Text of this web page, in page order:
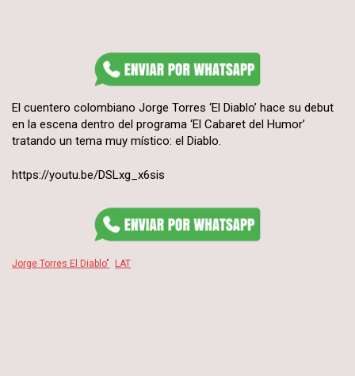
El cuentero colombiano Jorge Torres ‘El Diablo’ hace su debut
en la escena dentro del programa ‘El Cabaret del Humor’
tratando un tema muy místico: el Diablo.
https://youtu.be/DSLxg_x6sis
Jorge Torres El Diablo" LAT